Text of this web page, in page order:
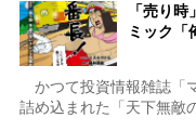
「売り
ミック「
かつて投資情報雑誌「
詰め込まれた「天下無敵